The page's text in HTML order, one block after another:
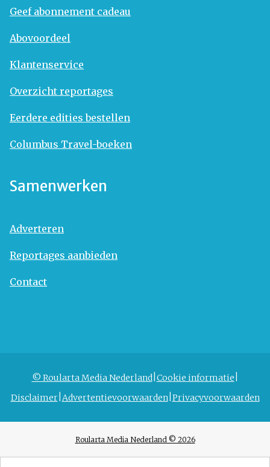
Geef abonnement cadeau
Abovoordeel
Klantenservice
Overzicht reportages
Eerdere edities bestellen
Columbus Travel-boeken
Samenwerken
Adverteren
Reportages aanbieden
Contact
© Roularta Media Nederland Cookie informatie
Disclaimer Advertentievoorwaarden Privacyvoorwaarden
Roularta Media Nederland © 2026